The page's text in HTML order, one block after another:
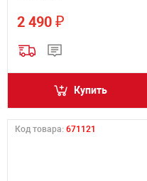
2 490 ₽
Купить
Код товара: 671121